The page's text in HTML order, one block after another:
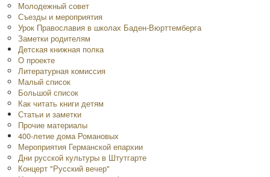
Молодежный совет
Съезды и мероприятия
Урок Православия в школах Баден-Вюрттемберга
Заметки родителям
Детская книжная полка
O проекте
Литературная комиссия
Малый список
Большой список
Как читать книги детям
Статьи и заметки
Прочие материалы
400-летие дома Романовых
Мероприятия Германской епархии
Дни русской культуры в Штутгарте
Концерт "Русский вечер"